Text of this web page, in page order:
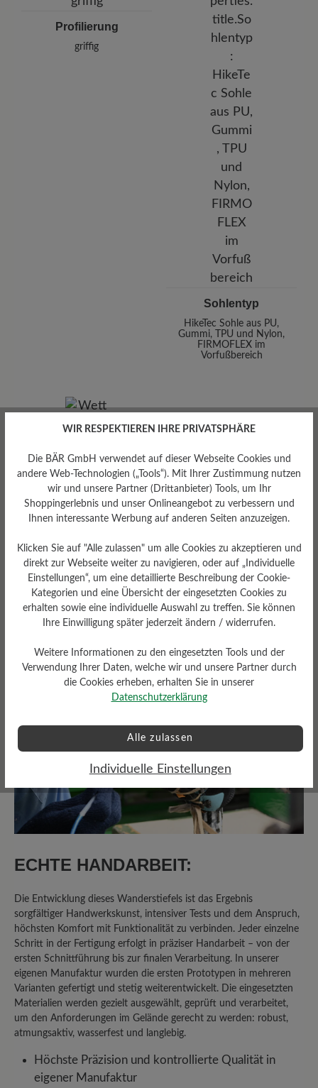
Profilierung
griffig
Sohlentyp
HikeTec Sohle aus PU,
Gummi, TPU und Nylon,
FIRMOFLEX im
Vorfußbereich
Wetterschutz
Wasserdicht
Bewertungen lesen
5 von 5 Bewertungen
4.8 von 5 Sternen
Sehr gut (1) 20%
Gut (0) 0%
Unbefriedigend (0)
Bewerten Sie dieses Produkt!
Teilen Sie Ihre Erfahrungen mit anderen
Kunden.
Bewertung schreiben
ECHTE HANDARBEIT:
Die Entwicklung dieses Wanderstiefels ist das Ergebnis
sorgfältiger Handwerkskunst, intensiver Tests und dem Anspruch,
höchsten Komfort mit Funktionalität zu verbinden. Jeder einzelne
Schritt in der Fertigung erfolgt in präziser Handarbeit – von der
ersten Schnittführung bis zur finalen Verarbeitung. In unserer
eigenen Manufaktur wurden die ersten Prototypen in mehreren
Varianten gefertigt und stetig weiterentwickelt. Die eingesetzten
Materialien werden gezielt ausgewählt, geprüft und verarbeitet,
um den Anforderungen im Gelände gerecht zu werden: robust,
atmungsaktiv, wasserfest und langlebig.
Höchste Präzision und kontrollierte Qualität in
eigener Manufaktur
WIR RESPEKTIEREN IHRE PRIVATSPHÄRE
Die BÄR GmbH verwendet auf dieser Webseite Cookies und
andere Web-Technologien („Tools“). Mit Ihrer Zustimmung nutzen
wir und unsere Partner (Drittanbieter) Tools, um Ihr
Shoppingerlebnis und unser Onlineangebot zu verbessern und
Ihnen interessante Werbung auf anderen Seiten anzuzeigen.
Klicken Sie auf "Alle zulassen" um alle Cookies zu akzeptieren und
direkt zur Webseite weiter zu navigieren, oder auf „Individuelle
Einstellungen“, um eine detaillierte Beschreibung der Cookie-
Kategorien und eine Übersicht der eingesetzten Cookies zu
erhalten sowie eine individuelle Auswahl zu treffen. Sie können
Ihre Einwilligung später jederzeit ändern / widerrufen.
Weitere Informationen zu den eingesetzten Tools und der
Verwendung Ihrer Daten, welche wir und unsere Partner durch
die Cookies erheben, erhalten Sie in unserer
Datenschutzerklärung
Alle zulassen
Individuelle Einstellungen